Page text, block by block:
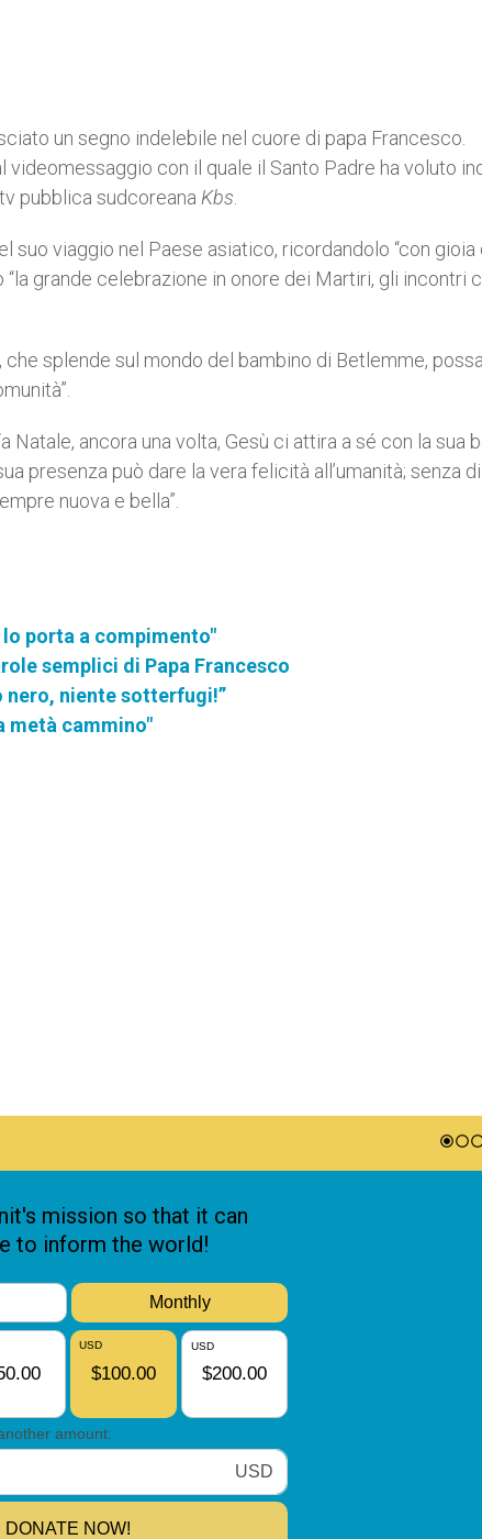
un segno indelebile nel cuore di papa Francesco.
videomessaggio con il quale il Santo Padre ha voluto
pubblica sudcoreana Kbs
suo viaggio nel Paese asiatico, ricordandolo “con gioia
“la grande celebrazione in onore dei Martiri, gli incontri
splende sul mondo del bambino di Betlemme,
ancora una volta, Gesù ci attira a sé con la sua
presenza può dare la vera felicità all’umanità; senza
nuova e bella”.
porta a compimento"
semplici di Papa Francesco
nero, niente sotterfugi!”
metà cammino"